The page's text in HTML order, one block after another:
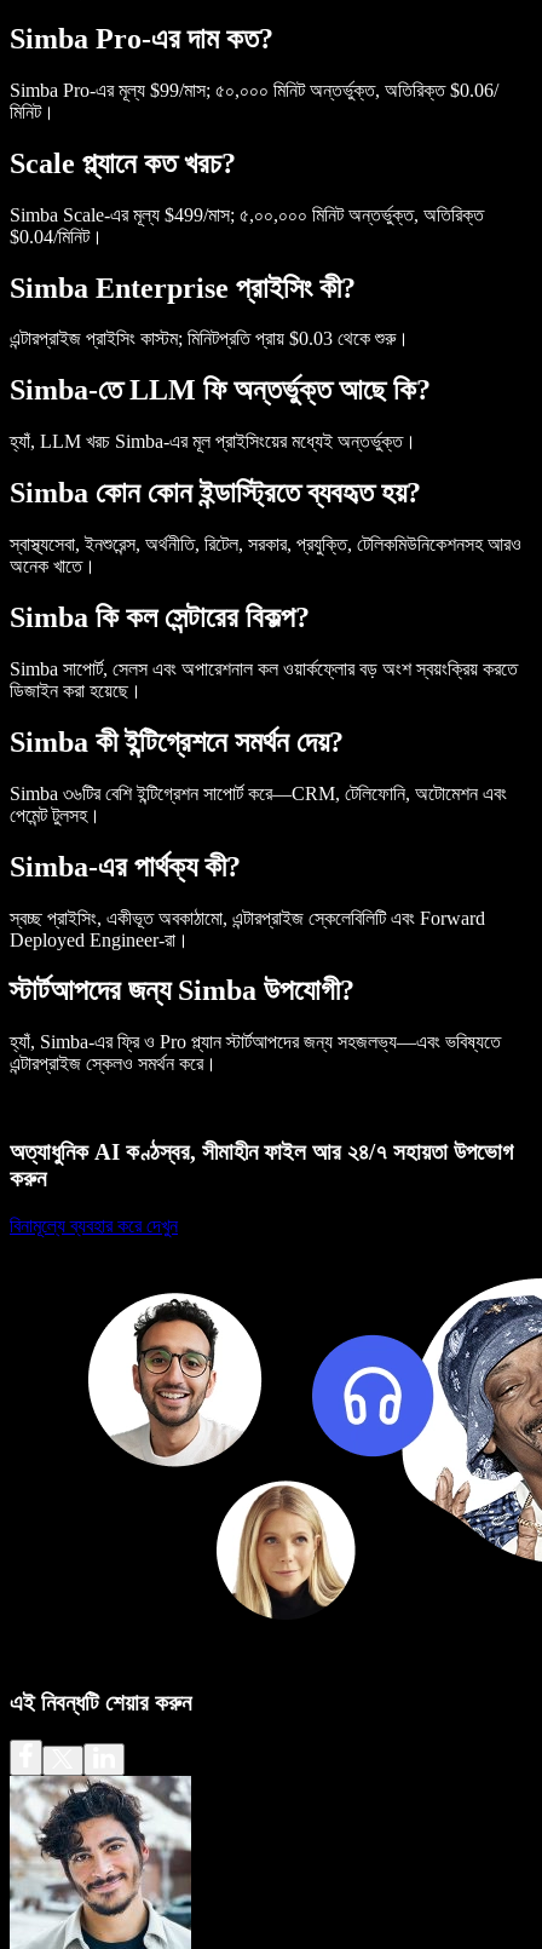
Simba Pro-এর দাম কত?
Simba Pro-এর মূল্য $99/মাস; ৫০,০০০ মিনিট অন্তর্ভুক্ত, অতিরিক্ত $0.06/
মিনিট।
Scale প্ল্যানে কত খরচ?
Simba Scale-এর মূল্য $499/মাস; ৫,০০,০০০ মিনিট অন্তর্ভুক্ত, অতিরিক্ত
$0.04/মিনিট।
Simba Enterprise প্রাইসিং কী?
এন্টারপ্রাইজ প্রাইসিং কাস্টম; মিনিটপ্রতি প্রায় $0.03 থেকে শুরু।
Simba-তে LLM ফি অন্তর্ভুক্ত আছে কি?
হ্যাঁ, LLM খরচ Simba-এর মূল প্রাইসিংয়ের মধ্যেই অন্তর্ভুক্ত।
Simba কোন কোন ইন্ডাস্ট্রিতে ব্যবহৃত হয়?
স্বাস্থ্যসেবা, ইনশুরেন্স, অর্থনীতি, রিটেল, সরকার, প্রযুক্তি, টেলিকমিউনিকেশনসহ আরও
অনেক খাতে।
Simba কি কল সেন্টারের বিকল্প?
Simba সাপোর্ট, সেলস এবং অপারেশনাল কল ওয়ার্কফ্লোর বড় অংশ স্বয়ংক্রিয় করতে
ডিজাইন করা হয়েছে।
Simba কী ইন্টিগ্রেশনে সমর্থন দেয়?
Simba ৩৬টির বেশি ইন্টিগ্রেশন সাপোর্ট করে—CRM, টেলিফোনি, অটোমেশন এবং
পেমেন্ট টুলসহ।
Simba-এর পার্থক্য কী?
স্বচ্ছ প্রাইসিং, একীভূত অবকাঠামো, এন্টারপ্রাইজ স্কেলেবিলিটি এবং Forward
Deployed Engineer-রা।
স্টার্টআপদের জন্য Simba উপযোগী?
হ্যাঁ, Simba-এর ফ্রি ও Pro প্ল্যান স্টার্টআপদের জন্য সহজলভ্য—এবং ভবিষ্যতে
এন্টারপ্রাইজ স্কেলও সমর্থন করে।
অত্যাধুনিক AI কণ্ঠস্বর, সীমাহীন ফাইল আর ২৪/৭ সহায়তা উপভোগ
করুন
বিনামূল্যে ব্যবহার করে দেখুন
এই নিবন্ধটি শেয়ার করুন